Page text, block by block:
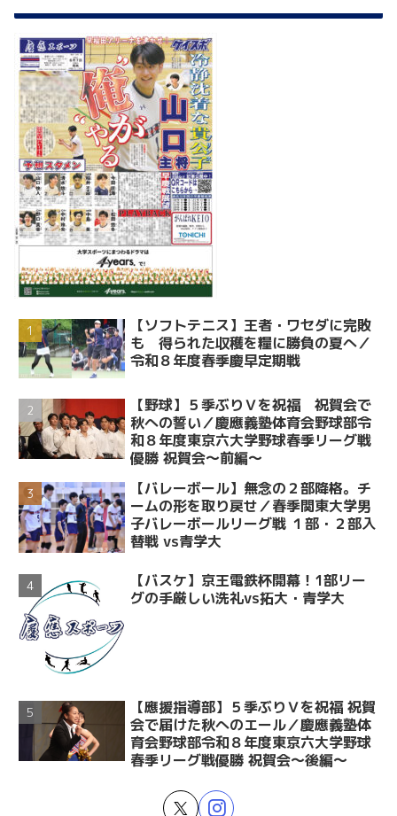
【ソフトテニス】王者・ワセダに完敗
も 得られた収穫を糧に勝負の夏へ／
令和８年度春季慶早定期戦
【野球】５季ぶりＶを祝福 祝賀会で
秋への誓い／慶應義塾体育会野球部令
和８年度東京六大学野球春季リーグ戦
優勝 祝賀会～前編～
【バレーボール】無念の２部降格。チ
ームの形を取り戻せ／春季関東大学男
子バレーボールリーグ戦 １部・２部入
替戦 vs青学大
【バスケ】京王電鉄杯開幕！1部リー
グの手厳しい洗礼vs拓大・青学大
【應援指導部】５季ぶりＶを祝福 祝賀
会で届けた秋へのエール／慶應義塾体
育会野球部令和８年度東京六大学野球
春季リーグ戦優勝 祝賀会～後編～